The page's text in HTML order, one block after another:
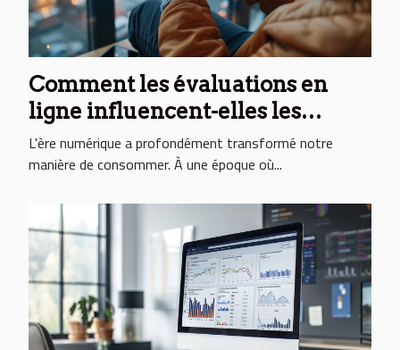
Comment les évaluations en
ligne influencent-elles les
décisions des consommateurs ?
L'ère numérique a profondément transformé notre
manière de consommer. À une époque où...